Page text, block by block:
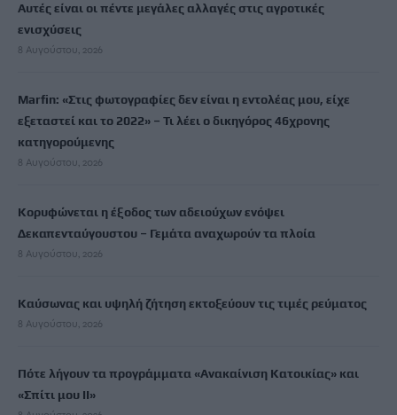
Αυτές είναι οι πέντε μεγάλες αλλαγές στις αγροτικές
ενισχύσεις
8 Αυγούστου, 2026
Marfin: «Στις φωτογραφίες δεν είναι η εντολέας μου, είχε
εξεταστεί και το 2022» – Τι λέει ο δικηγόρος 46χρονης
κατηγορούμενης
8 Αυγούστου, 2026
Κορυφώνεται η έξοδος των αδειούχων ενόψει
Δεκαπενταύγουστου – Γεμάτα αναχωρούν τα πλοία
8 Αυγούστου, 2026
Καύσωνας και υψηλή ζήτηση εκτοξεύουν τις τιμές ρεύματος
8 Αυγούστου, 2026
Πότε λήγουν τα προγράμματα «Ανακαίνιση Κατοικίας» και
«Σπίτι μου ΙΙ»